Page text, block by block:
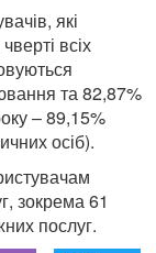
які
всіх
та 82,87%
– 89,15%
осіб).
зокрема 61
послуг.